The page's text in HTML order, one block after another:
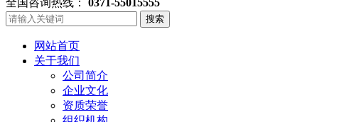
全国咨询热线： 0371-55015555
搜索
网站首页
关于我们
公司简介
企业文化
资质荣誉